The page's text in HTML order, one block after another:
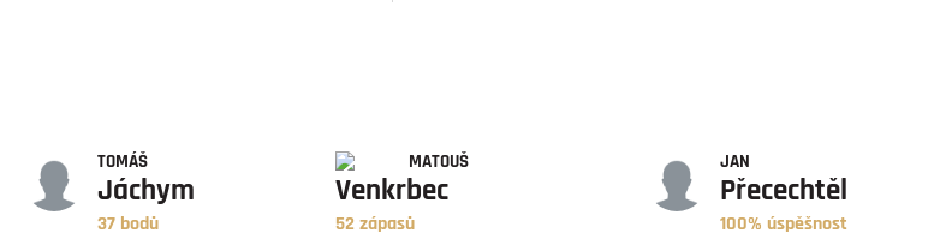
TOMÁŠ
Jáchym
37 bodů
MATOUŠ
Venkrbec
52 zápasů
JAN
Přecechtěl
100% úspěšnost